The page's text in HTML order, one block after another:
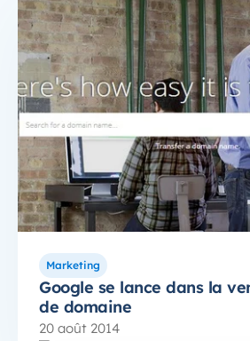
Marketing
Google se lance dans la
de domaine
20 août 2014